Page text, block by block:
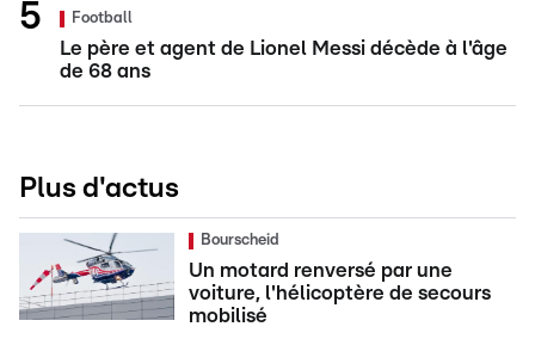
Football
Le père et agent de Lionel Messi décède à l'âge
de 68 ans
Plus d'actus
Bourscheid
Un motard renversé par une
voiture, l'hélicoptère de secours
mobilisé